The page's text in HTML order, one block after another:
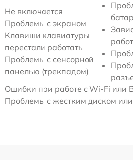
Не включается
Проблемы с экраном
Клавиши клавиатуры
перестали работать
Проблемы с сенсорной
панелью (трекпадом)
Ошибки при работе с Wi-Fi или
Проблемы с жестким диском или